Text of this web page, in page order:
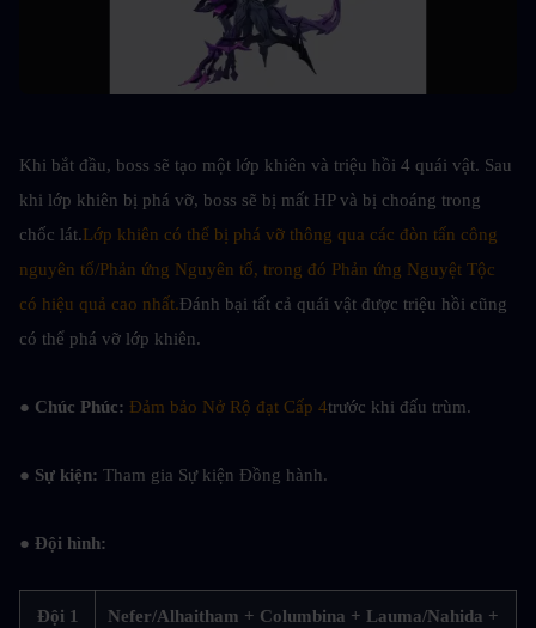
Khi bắt đầu, boss sẽ tạo một lớp khiên và triệu hồi 4 quái vật. Sau
khi lớp khiên bị phá vỡ, boss sẽ bị mất HP và bị choáng trong
chốc lát.Lớp khiên có thể bị phá vỡ thông qua các đòn tấn công
nguyên tố/Phản ứng Nguyên tố, trong đó Phản ứng Nguyệt Tộc
có hiệu quả cao nhất.Đánh bại tất cả quái vật được triệu hồi cũng
có thể phá vỡ lớp khiên.
● Chúc Phúc: Đảm bảo Nở Rộ đạt Cấp 4trước khi đấu trùm.
● Sự kiện: Tham gia Sự kiện Đồng hành.
● Đội hình:
Đội 1
Nefer/Alhaitham + Columbina + Lauma/Nahida +